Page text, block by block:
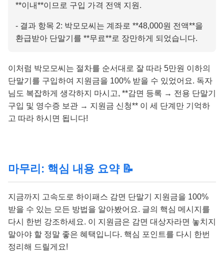
**이내**이므로 구입 가격 전액 지원.
- 결과 항목 2: 박모모씨는 계좌로 **48,000원 전액**을
환급받아 단말기를 **무료**로 장만하게 되었습니다.
이처럼 박모모씨는 절차를 순서대로 잘 따라 5만원 이하의
단말기를 구입하여 지원금을 100% 받을 수 있었어요. 독자
님도 복잡하게 생각하지 마시고, **감면 등록 → 전용 단말기
구입 및 영수증 보관 → 지원금 신청** 이 세 단계만 기억하
고 따라 하시면 됩니다!
마무리: 핵심 내용 요약 📝
지금까지 고속도로 하이패스 감면 단말기 지원금을 100%
받을 수 있는 모든 방법을 알아봤어요. 글의 핵심 메시지를
다시 한번 강조하세요. 이 지원금은 감면 대상자라면 놓치지
말아야 할 정말 좋은 혜택입니다. 핵심 포인트를 다시 한번
정리해 드릴게요!